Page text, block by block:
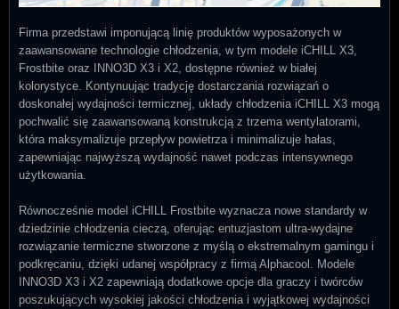
Firma przedstawi imponującą linię produktów wyposażonych w
zaawansowane technologie chłodzenia, w tym modele iCHILL X3,
Frostbite oraz INNO3D X3 i X2, dostępne również w białej
kolorystyce. Kontynuując tradycję dostarczania rozwiązań o
doskonałej wydajności termicznej, układy chłodzenia iCHILL X3 mogą
pochwalić się zaawansowaną konstrukcją z trzema wentylatorami,
która maksymalizuje przepływ powietrza i minimalizuje hałas,
zapewniając najwyższą wydajność nawet podczas intensywnego
użytkowania.
Równocześnie model iCHILL Frostbite wyznacza nowe standardy w
dziedzinie chłodzenia cieczą, oferując entuzjastom ultra-wydajne
rozwiązanie termiczne stworzone z myślą o ekstremalnym gamingu i
podkręcaniu, dzięki udanej współpracy z firmą Alphacool. Modele
INNO3D X3 i X2 zapewniają dodatkowe opcje dla graczy i twórców
poszukujących wysokiej jakości chłodzenia i wyjątkowej wydajności